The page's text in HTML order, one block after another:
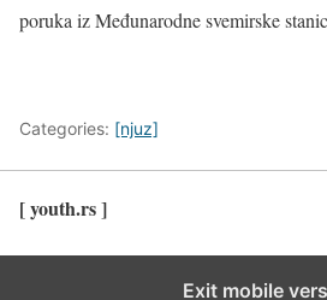
poruka iz Međunarodne svemirske
Categories: [njuz]
[ youth.rs ]
Exit mobile